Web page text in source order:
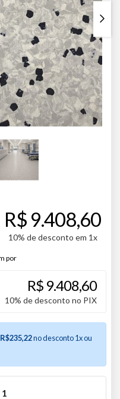
R$ 9.408,60
10% de desconto em 1x
R$ 9.408,60
10% de desconto no PIX
R$235,22no desconto 1x ou
1